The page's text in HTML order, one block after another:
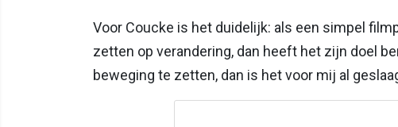
Voor Coucke is het duidelijk: als een simpel
zetten op verandering, dan heeft het zijn doel
beweging te zetten, dan is het voor mij al